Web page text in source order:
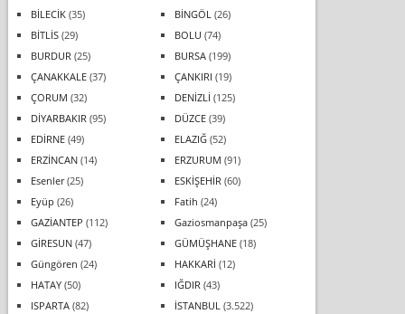
BİLECİK(35) BİNGÖL (26)
BİTLİS(29) BOLU (74)
BURDUR (25) BURSA(199)
ÇANAKKALE(37) ÇANKIRI (19)
ÇORUM (32) DENİZLİ (125)
DİYARBAKIR (95) DÜZCE(39)
EDİRNE(49) ELAZIĞ(52)
ERZİNCAN(14) ERZURUM (91)
Esenler(25) ESKİŞEHİR (60)
Eyüp (26) Fatih (24)
GAZİANTEP (112) Gaziosmanpaşa(25)
GİRESUN(47) GÜMÜŞHANE(18)
Güngören (24) HAKKARİ (12)
HATAY(50) IĞDIR (43)
ISPARTA(82) İSTANBUL (3.522)